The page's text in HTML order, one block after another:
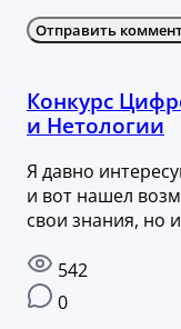
Отправить
Конкурс
и Нетологии
Я давно
и вот нашел
свои знания, но
542
0